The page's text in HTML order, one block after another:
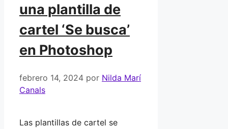
una plantilla de
cartel ‘Se busca’
en Photoshop
febrero 14, 2024 por Nilda Marí
Canals
Las plantillas de cartel se